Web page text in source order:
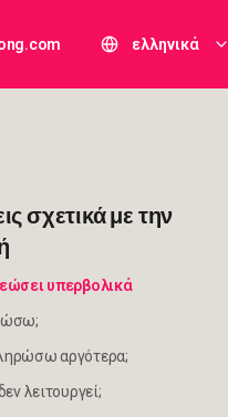
ελληνικά
σχετικά με την
υπερβολικά
αργότερα;
λειτουργεί;